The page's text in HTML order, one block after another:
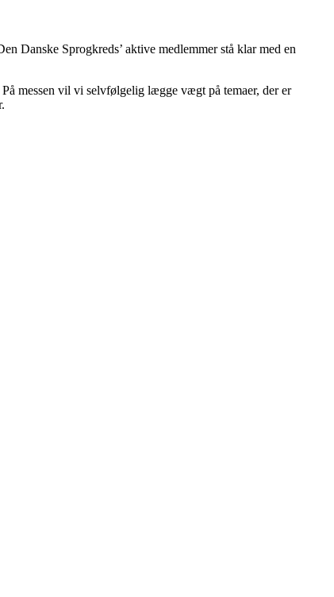
Danske Sprogkreds’ aktive medlemmer stå klar med en
messen vil vi selvfølgelig lægge vægt på temaer, der er